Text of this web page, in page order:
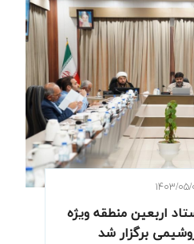
۰۵/۰۷
اربعین منطقه ویژه
برگزار شد